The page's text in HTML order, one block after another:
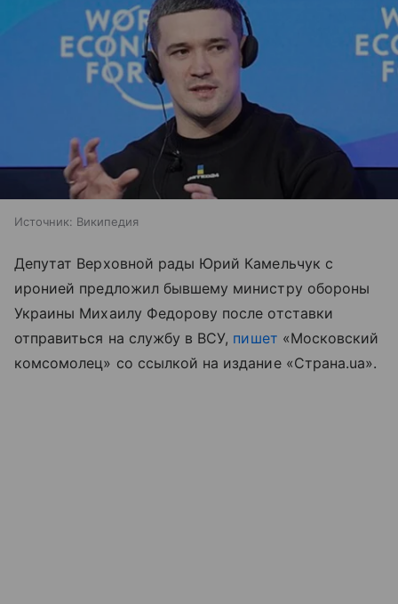
Источник: Википедия
Депутат Верховной рады Юрий Камельчук с
иронией предложил бывшему министру обороны
Украины Михаилу Федорову после отставки
отправиться на службу в ВСУ, пишет «Московский
комсомолец» со ссылкой на издание «Страна.ua».